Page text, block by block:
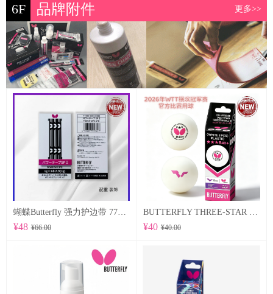
6F 品牌附件 更多>>
蝴蝶Butterfly 强力护边带 77500 POWER TAPE SP Ⅱ
¥48 ¥66.00 ¥40 ¥40.00